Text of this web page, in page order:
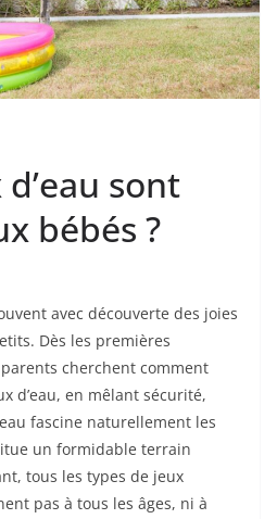
sont
bébés ?
avec découverte des joies
Dès les premières
cherchent comment
d’eau, en mêlant sécurité,
fascine naturellement les
un formidable terrain
tous les types de jeux
pas à tous les âges, ni à